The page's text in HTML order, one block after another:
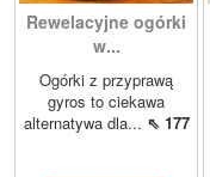
Rewelacyjne ogórki
w...
Ogórki z przyprawą
gyros to ciekawa
alternatywa dla... ⇖ 177